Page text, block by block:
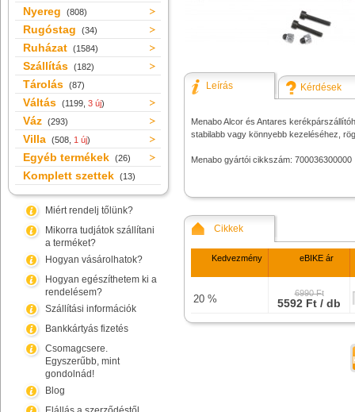
Nyereg (808)
Rugóstag (34)
Ruházat (1584)
Szállítás (182)
Tárolás (87)
Váltás (1199, 3 új)
Váz (293)
Villa (508, 1 új)
Egyéb termékek (26)
Komplett szettek (13)
Miért rendelj tőlünk?
Mikorra tudjátok szállítani
a terméket?
Hogyan vásárolhatok?
Hogyan egészíthetem ki a
rendelésem?
Szállítási információk
Bankkártyás fizetés
Csomagcsere.
Egyszerűbb, mint
gondolnád!
Blog
Leírás Kérdések
Menabo Alcor és Antares
stabilabb vagy könnyebb kezeléséhez,
Menabo gyártói cikkszám: 700036300000
Cikkek
Kedvezmény eBIKE ár
20 % 6990 Ft
5592 Ft / db